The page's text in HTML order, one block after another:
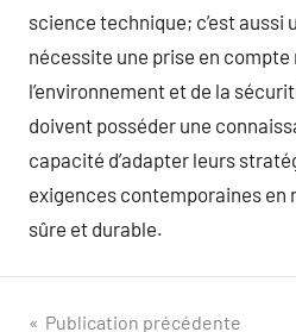
science technique; c’est aussi
nécessite une prise en compte
l’environnement et de la
doivent posséder une
capacité d’adapter leurs
exigences contemporaines
sûre et durable.
Publication précédente